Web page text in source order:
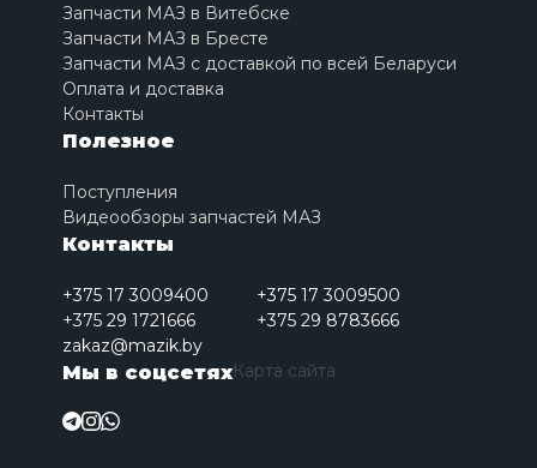
Запчасти МАЗ в Витебске
Запчасти МАЗ в Бресте
Запчасти МАЗ с доставкой по всей Беларуси
Оплата и доставка
Контакты
Полезное
Поступления
Видеообзоры запчастей МАЗ
Контакты
+375 17 3009400
+375 17 3009500
+375 29 1721666
+375 29 8783666
zakaz@mazik.by
Мы в соцсетяхКарта сайта